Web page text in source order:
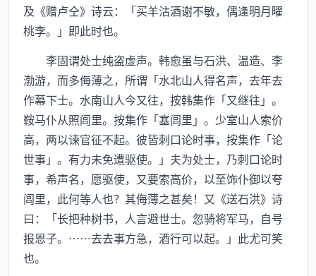
及《赠卢仝》诗云：「买羊沽酒谢不敏，偶逢明月曜
桃李。」即此时也。
李固谓处士纯盗虚声。韩愈虽与石洪、温造、李
渤游，而多侮薄之，所谓「水北山人得名声，去年去
作幕下士。水南山人今又往，按韩集作「又继往」。
鞍马仆从照闾里。按集作「塞闾里」。少室山人索价
高，两以谏官征不起。彼皆刺口论时事，按集作「论
世事」。有力未免遭驱使。」夫为处士，乃刺口论时
事，希声名，愿驱使，又要索高价，以至饰仆御以夸
闾里，此何等人也？其侮薄之甚矣！又《送石洪》诗
曰：「长把种树书，人言避世士。忽骑将军马，自号
报恩子。……去去事方急，酒行可以起。」此尤可笑
也。